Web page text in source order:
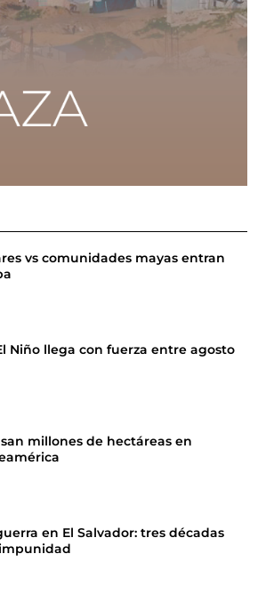
vs comunidades mayas entran
Niño llega con fuerza entre agosto
millones de hectáreas en
en El Salvador: tres décadas